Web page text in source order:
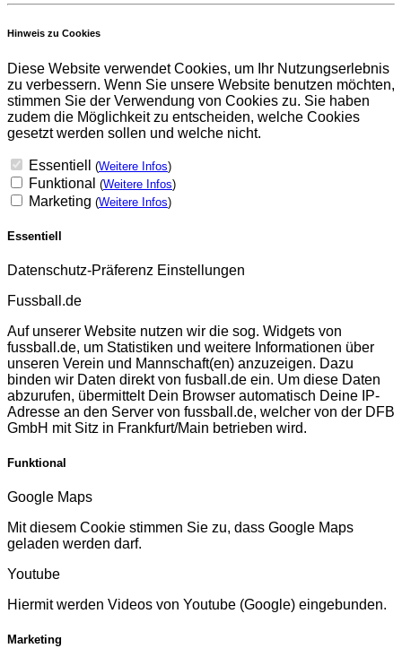
Hinweis zu Cookies
Diese Website verwendet Cookies, um Ihr Nutzungserlebnis
zu verbessern. Wenn Sie unsere Website benutzen möchten,
stimmen Sie der Verwendung von Cookies zu. Sie haben
zudem die Möglichkeit zu entscheiden, welche Cookies
gesetzt werden sollen und welche nicht.
Essentiell (Weitere Infos)
Funktional (Weitere Infos)
Marketing (Weitere Infos)
Essentiell
Datenschutz-Präferenz Einstellungen
Fussball.de
Auf unserer Website nutzen wir die sog. Widgets von
fussball.de, um Statistiken und weitere Informationen über
unseren Verein und Mannschaft(en) anzuzeigen. Dazu
binden wir Daten direkt von fusball.de ein. Um diese Daten
abzurufen, übermittelt Dein Browser automatisch Deine IP-
Adresse an den Server von fussball.de, welcher von der DFB
GmbH mit Sitz in Frankfurt/Main betrieben wird.
Funktional
Google Maps
Mit diesem Cookie stimmen Sie zu, dass Google Maps
geladen werden darf.
Youtube
Hiermit werden Videos von Youtube (Google) eingebunden.
Marketing